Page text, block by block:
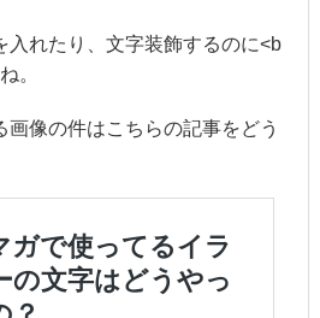
れたり、文字装飾するのに<b
。
画像の件はこちらの記事をどう